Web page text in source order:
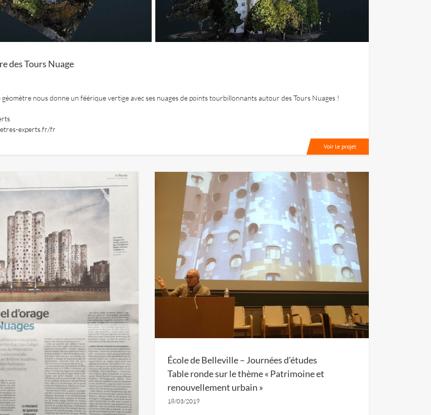
des Tours Nuage
nous donne un féérique vertige avec ses nuages de points tourbillonnants autour des Tours Nuages !
experts.fr/fr
Voir le projet
École de Belleville – Journées d’études
Table ronde sur le thème « Patrimoine et
renouvellement urbain »
18/03/2019